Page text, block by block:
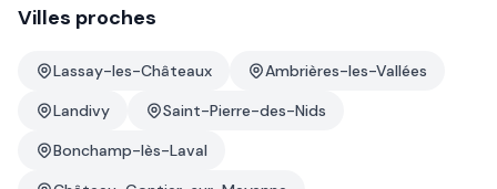
Villes proches
Lassay-les-Châteaux
Ambrières-les-Vallées
Landivy
Saint-Pierre-des-Nids
Bonchamp-lès-Laval